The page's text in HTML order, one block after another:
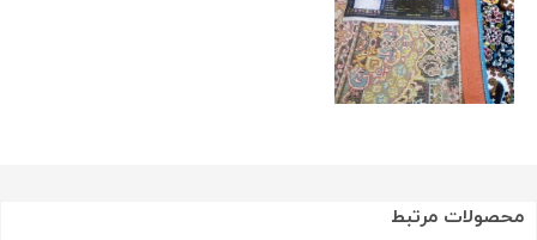
محصولات مرتبط